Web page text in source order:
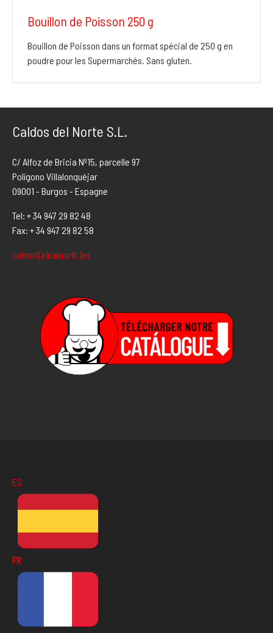
Bouillon de Poisson 250 g
Bouillon de Poisson dans un format spécial de 250 g en
poudre pour les Supermarchés. Sans gluten.
Caldos del Norte S.L.
C/ Alfoz de Bricia Nº15, parcelle 97
Polígono Villalonquéjar
09001 - Burgos - Espagne
Tel: + 34 947 29 82 48
Fax: + 34 947 29 82 58
calnort(a)calnort(.)es
ES
FR